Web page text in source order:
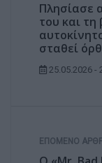
Πλησίασε
του και
σταθεί
25.05.2026 -
ΕΠΌΜΕΝΟ